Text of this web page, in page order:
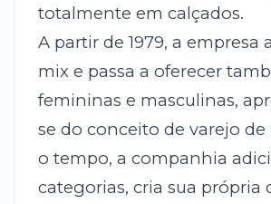
totalmente em calçados.
A partir de 1979, a empresa
mix e passa a oferecer
femininas e masculinas,
se do conceito de varejo de
o tempo, a companhia
categorias, cria sua própria